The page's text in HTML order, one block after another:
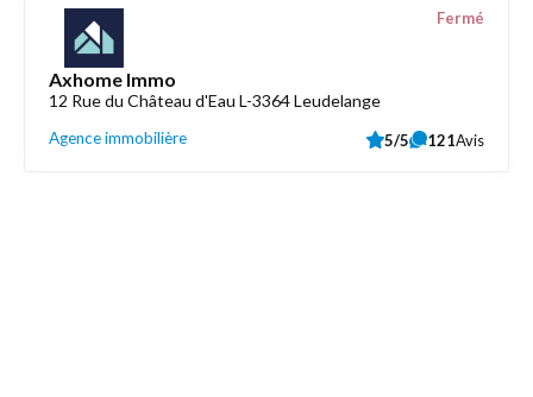
Axhome Immo
12 Rue du Château d'Eau L-3364 Leudelange
Agence immobilière
Fermé
5/5 121Avis